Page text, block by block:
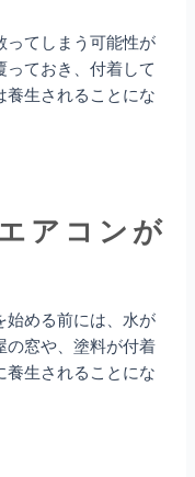
ってしまう可能性が
ておき、付着して
養生されることにな
アコンが
始める前には、水が
の窓や、塗料が付着
養生されることにな